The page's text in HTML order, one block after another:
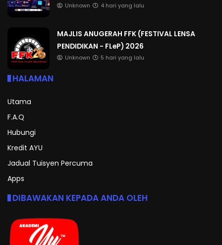
Unknown 4 hari yang lalu
MAJLIS ANUGERAH FFK (FESTIVAL LENSA
PENDIDIKAN - FLeP) 2026
Unknown 5 hari yang lalu
HALAMAN
Utama
F.A.Q
Hubungi
Kredit AYU
Jadual Tuisyen Percuma
Apps
DIBAWAKAN KEPADA ANDA OLEH